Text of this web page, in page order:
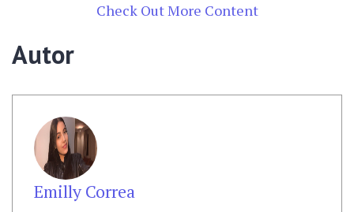
Check Out More Content
Autor
Emilly Correa